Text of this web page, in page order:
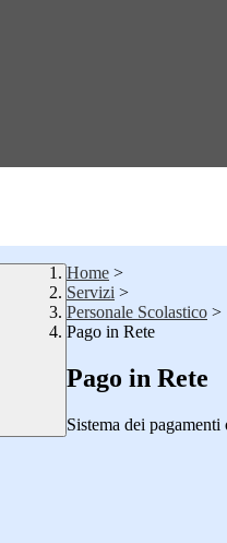
Home >
Servizi >
Personale Scolastico >
Pago in Rete
Pago in Rete
Sistema dei